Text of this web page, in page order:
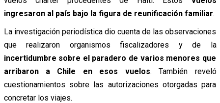
ingresaron al país bajo la figura de reunificación familiar.
La investigación periodística dio cuenta de las observaciones
que realizaron organismos fiscalizadores y de la
incertidumbre sobre el paradero de varios menores que
arribaron a Chile en esos vuelos. También reveló
cuestionamientos sobre las autorizaciones otorgadas para
concretar los viajes.